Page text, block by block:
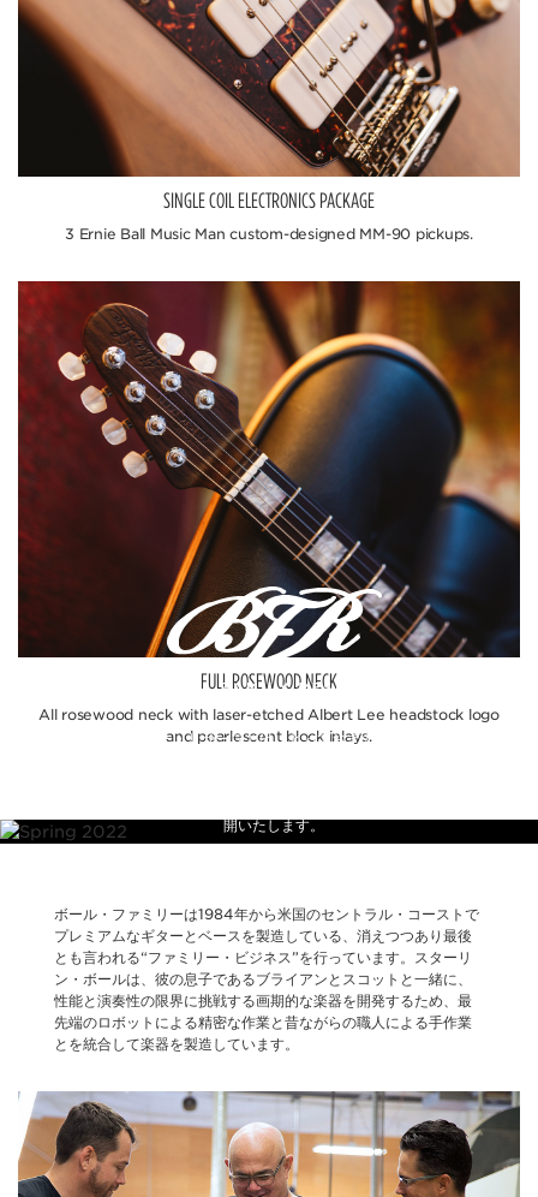
SINGLE COIL ELECTRONICS PACKAGE
3 Ernie Ball Music Man custom-designed MM-90 pickups.
FULL ROSEWOOD NECK
All rosewood neck with laser-etched Albert Lee headstock logo
and pearlescent block inlays.
ボール・ファミリー・リザーブとは、とっておきの極上のトーン・ウッ
開いたします。
ボール・ファミリーは1984年から米国のセントラル・コーストで
プレミアムなギターとベースを製造している、消えつつあり最後
とも言われる“ファミリー・ビジネス”を行っています。スターリ
ン・ボールは、彼の息子であるブライアンとスコットと一緒に、
性能と演奏性の限界に挑戦する画期的な楽器を開発するため、最
先端のロボットによる精密な作業と昔ながらの職人による手作業
とを統合して楽器を製造しています。